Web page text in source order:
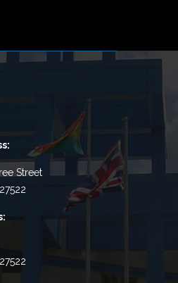
Street